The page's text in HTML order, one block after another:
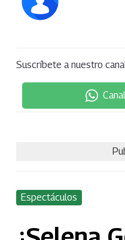
Suscríbete a nuestro
Espectáculos